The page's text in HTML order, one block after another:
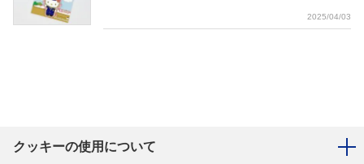
2025/04/03
クッキーの使用について